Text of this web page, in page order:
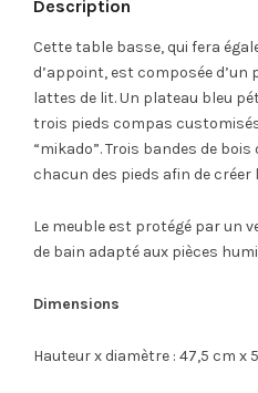
Description
Cette table basse, qui fera
d’appoint, est composée
lattes de lit. Un plateau bleu
trois pieds compas
“mikado”. Trois bandes de
chacun des pieds afin de créer
Le meuble est protégé par un
de bain adapté aux pièces
Dimensions
Hauteur x diamètre : 47,5 cm x